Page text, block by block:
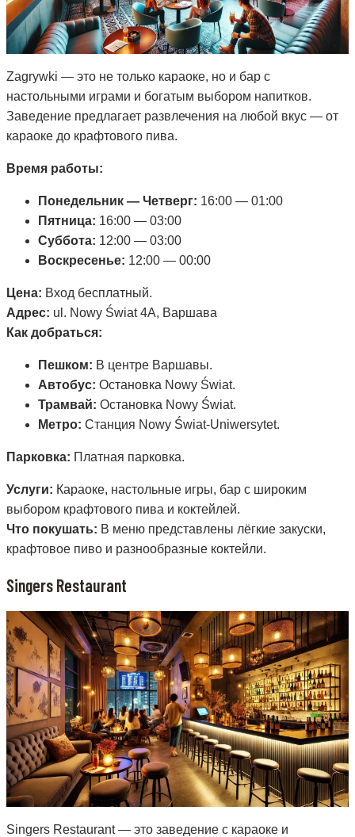
Zagrywki — это не только караоке, но и бар с
настольными играми и богатым выбором напитков.
Заведение предлагает развлечения на любой вкус — от
караоке до крафтового пива.
Время работы:
Понедельник — Четверг: 16:00 — 01:00
Пятница: 16:00 — 03:00
Суббота: 12:00 — 03:00
Воскресенье: 12:00 — 00:00
Цена: Вход бесплатный.
Адрес: ul. Nowy Świat 4A, Варшава
Как добраться:
Пешком: В центре Варшавы.
Автобус: Остановка Nowy Świat.
Трамвай: Остановка Nowy Świat.
Метро: Станция Nowy Świat-Uniwersytet.
Парковка: Платная парковка.
Услуги: Караоке, настольные игры, бар с широким
выбором крафтового пива и коктейлей.
Что покушать: В меню представлены лёгкие закуски,
крафтовое пиво и разнообразные коктейли.
Singers Restaurant
Singers Restaurant — это заведение с караоке и